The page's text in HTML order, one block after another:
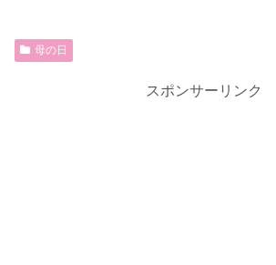
母の日
スポンサーリンク